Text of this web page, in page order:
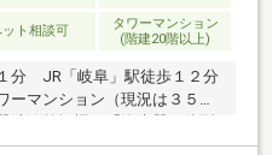
ット相談可
タワーマンション
(階建20階以上)
分 JR「岐阜」駅徒歩１２分
ーマンション（現況は３５階
洗浄乾燥機」「浄水器一体型
」のあるシステムキッチン・